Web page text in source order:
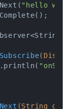
"hello world"
{
(String o)